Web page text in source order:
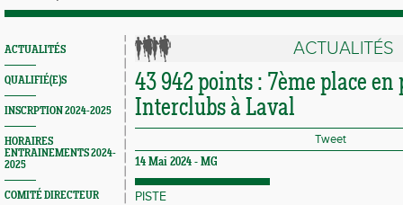
ACTUALITÉS
QUALIFIÉ(E)S
INSCRPTION 2024-2025
HORAIRES
ENTRAINEMENTS 2024-
2025
COMITÉ DIRECTEUR
ACTUALITÉS
43 942 points : 7ème place en
Interclubs à Laval
Tweet
14 Mai 2024 - MG
PISTE